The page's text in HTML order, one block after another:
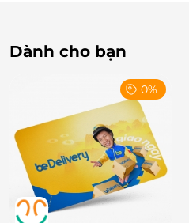
Thưởng thức những món ăn
mang đậm phong
Ẩm thực Hong Kong
hút bởi hình thức bắt mắt.
chăm chút kỹ lưỡng,
miệng và cảm nhận sự tài
ăn.
Ngoài ra, các món ăn đều
liệu tươi ngon, kết hợp với
Dành cho bạn
0%